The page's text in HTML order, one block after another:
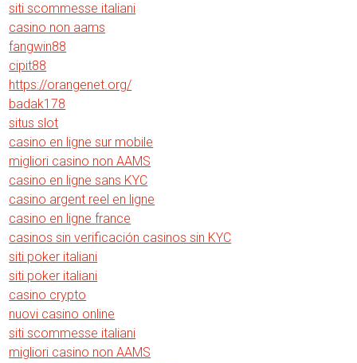
siti scommesse italiani
casino non aams
fangwin88
cipit88
https://orangenet.org/
badak178
situs slot
casino en ligne sur mobile
migliori casino non AAMS
casino en ligne sans KYC
casino argent reel en ligne
casino en ligne france
casinos sin verificación casinos sin KYC
siti poker italiani
siti poker italiani
casino crypto
nuovi casino online
siti scommesse italiani
migliori casino non AAMS